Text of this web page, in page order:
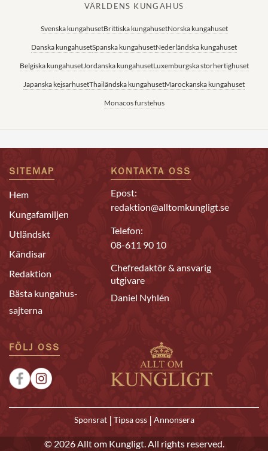
VÄRLDENS KUNGAHUS
Svenska kungahusetBrittiska kungahusetNorska kungahuset
Danska kungahusetSpanska kungahusetNederländska kungahuset
Belgiska kungahusetJordanska kungahusetLuxemburgska storhertighuset
Japanska kejsarhusetThailändska kungahusetMarockanska kungahuset
Monacos furstehus
SITEMAP
Hem
Kungafamiljen
Utländskt
Kändisar
Redaktion
Bästa kungahus-
sajterna
KONTAKTA OSS
Epost:
redaktion@alltomkungligt.se
Telefon:
08-611 90 10
Chefredaktör & ansvarig
utgivare
Daniel Nyhlén
FÖLJ OSS
Sponsrat | Tipsa oss | Annonsera
© 2026 Allt om Kungligt. All rights reserved.